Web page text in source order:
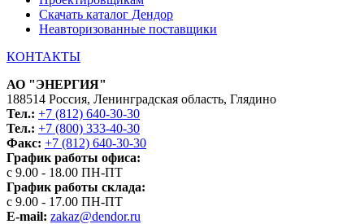
Скачать каталог Дендор
Неавторизованные поставщики
КОНТАКТЫ
АО "ЭНЕРГИЯ"
188514 Россия, Ленинградская область, Глядино
Тел.: +7 (812) 640-30-30
Тел.: +7 (800) 333-40-30
Факс: +7 (812) 640-30-30
График работы офиса:
с 9.00 - 18.00 ПН-ПТ
График работы склада:
с 9.00 - 17.00 ПН-ПТ
E-mail: zakaz@dendor.ru